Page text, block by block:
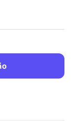
dos
prejuízo à
não
aos
órgãos